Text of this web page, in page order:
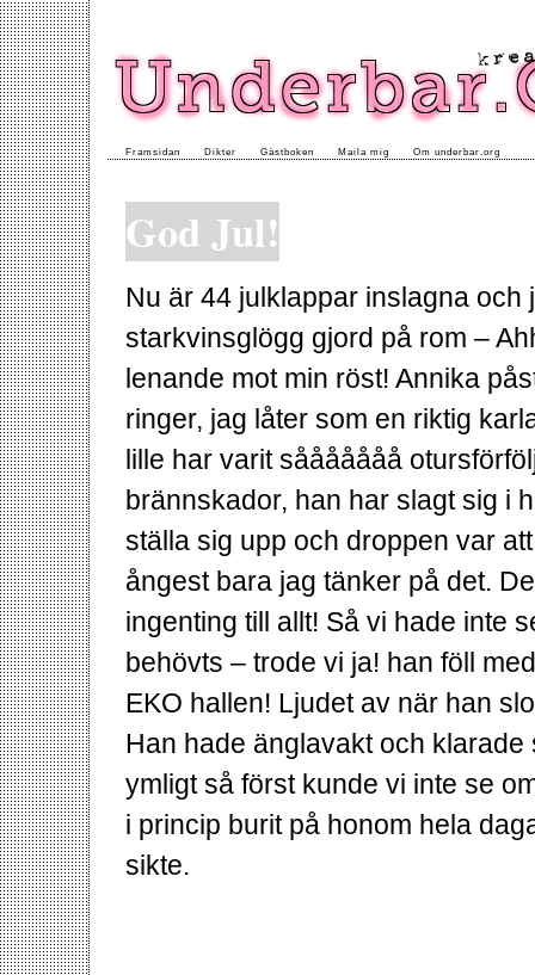
Framsidan Dikter Gästboken Maila mig Om underbar.org
God Jul!
Nu är 44 julklappar inslagna
starkvinsglögg gjord på rom –
lenande mot min röst! Annika
ringer, jag låter som en riktig
lille har varit sååååååå
brännskador, han har slagt sig i
ställa sig upp och droppen var
ångest bara jag tänker på det.
ingenting till allt! Så vi hade inte
behövts – trode vi ja! han föll
EKO hallen! Ljudet av när han
Han hade änglavakt och
ymligt så först kunde vi inte se
i princip burit på honom hela
sikte.